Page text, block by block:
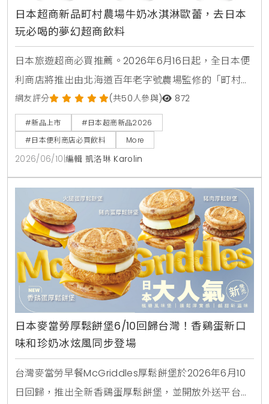
日本超商新品町村農場牛奶冰淇淋歐蕾，去日本
玩必喝的夢幻超商飲料
日本旅遊超商必買推薦。2026年6月16日起，全日本便
利商店將推出由北海道百年老字號農場監修的「町村農
場牛奶冰淇淋歐蕾」。這款乳飲品使用了高品質的香濃
煉乳，完美呈現如同品嚐融化冰淇淋般的奢侈風味，是
赴日觀光不可錯過的夢幻甜點飲料。
網友評分 (共50人參與) 872
#新品上市
#日本超商新品2026
#日本便利商店必買飲料
More
2026/06/10 編輯 凱洛琳 Karolin
日本麥當勞厚鬆餅堡6/10回歸台灣！香鷄蛋新口
味和珍奶冰炫風同步登場
台灣麥當勞早餐McGriddles厚鬆餅堡於2026年6月10
日回歸，推出全新香鷄蛋厚鬆餅堡，並開放外送平台購